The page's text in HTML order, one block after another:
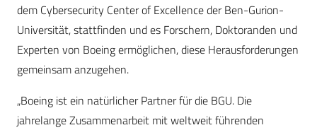
dem Cybersecurity Center of Excellence der Ben-Gurion-
Universität, stattfinden und es Forschern, Doktoranden und
Experten von Boeing ermöglichen, diese Herausforderungen
gemeinsam anzugehen.
„Boeing ist ein natürlicher Partner für die BGU. Die
jahrelange Zusammenarbeit mit weltweit führenden